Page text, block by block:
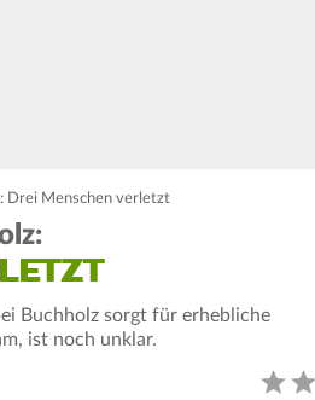
Drei Menschen verletzt
Buchholz sorgt für erhebliche
ist noch unklar.